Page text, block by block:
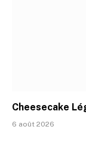
Cheesecake
6 août 2026